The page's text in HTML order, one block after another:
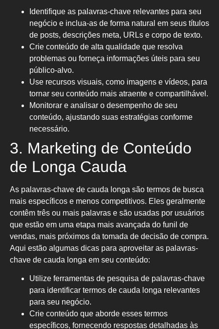
Identifique as palavras-chave relevantes para seu
negócio e inclua-as de forma natural em seus títulos
de posts, descrições meta, URLs e corpo de texto.
Crie conteúdo de alta qualidade que resolva
problemas ou forneça informações úteis para seu
público-alvo.
Use recursos visuais, como imagens e vídeos, para
tornar seu conteúdo mais atraente e compartilhável.
Monitorar e analisar o desempenho de seu
conteúdo, ajustando suas estratégias conforme
necessário.
3. Marketing de Conteúdo
de Longa Cauda
As palavras-chave de cauda longa são termos de busca
mais específicos e menos competitivos. Eles geralmente
contêm três ou mais palavras e são usadas por usuários
que estão em uma etapa mais avançada do funil de
vendas, mais próximos da tomada de decisão de compra.
Aqui estão algumas dicas para aproveitar as palavras-
chave de cauda longa em seu conteúdo:
Utilize ferramentas de pesquisa de palavras-chave
para identificar termos de cauda longa relevantes
para seu negócio.
Crie conteúdo que aborde esses termos
específicos, fornecendo respostas detalhadas às